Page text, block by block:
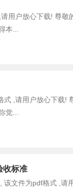
用户放心下载! 尊敬
本...
,请用户放心下载!
觉...
收标准
文件为pdf格式 ,请